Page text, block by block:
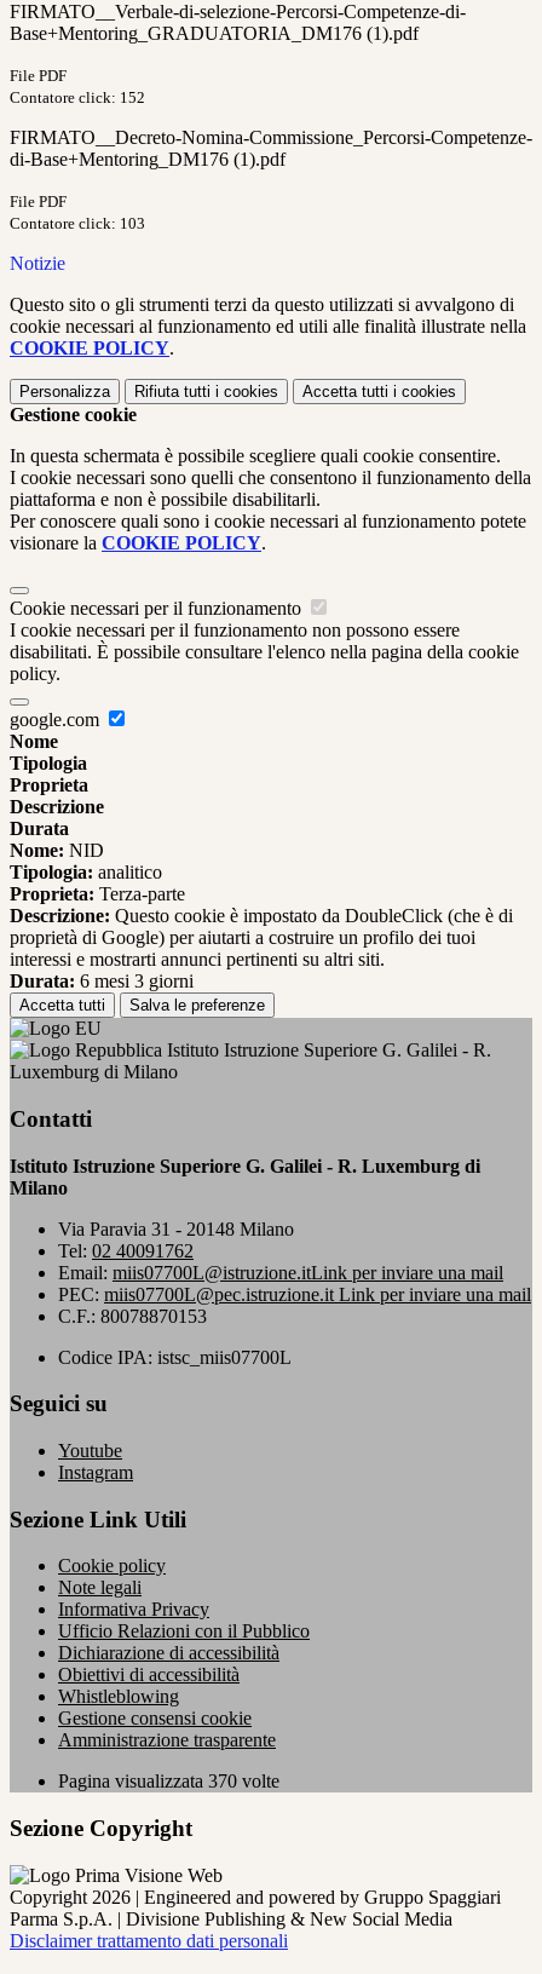
FIRMATO__Verbale-di-selezione-Percorsi-Competenze-di-
Base+Mentoring_GRADUATORIA_DM176 (1).pdf
File PDF
Contatore click: 152
FIRMATO__Decreto-Nomina-Commissione_Percorsi-Competenze-
di-Base+Mentoring_DM176 (1).pdf
File PDF
Contatore click: 103
Notizie
Questo sito o gli strumenti terzi da questo utilizzati si avvalgono di
cookie necessari al funzionamento ed utili alle finalità illustrate nella
COOKIE POLICY.
Personalizza Rifiuta tutti i cookies Accetta tutti i cookies
Gestione cookie
In questa schermata è possibile scegliere quali cookie consentire.
I cookie necessari sono quelli che consentono il funzionamento della
piattaforma e non è possibile disabilitarli.
Per conoscere quali sono i cookie necessari al funzionamento potete
visionare la COOKIE POLICY.
Cookie necessari per il funzionamento
I cookie necessari per il funzionamento non possono essere
disabilitati. È possibile consultare l'elenco nella pagina della cookie
policy.
google.com
Nome
Tipologia
Proprieta
Descrizione
Durata
Nome: NID
Tipologia: analitico
Proprieta: Terza-parte
Descrizione: Questo cookie è impostato da DoubleClick (che è di
proprietà di Google) per aiutarti a costruire un profilo dei tuoi
interessi e mostrarti annunci pertinenti su altri siti.
Durata: 6 mesi 3 giorni
Accetta tutti Salva le preferenze
Istituto Istruzione Superiore G. Galilei - R.
Luxemburg di Milano
Contatti
Istituto Istruzione Superiore G. Galilei - R. Luxemburg di
Milano
Via Paravia 31 - 20148 Milano
Tel: 02 40091762
Email: miis07700L@istruzione.itLink per inviare una mail
PEC: miis07700L@pec.istruzione.it Link per inviare una mail
C.F.: 80078870153
Codice IPA: istsc_miis07700L
Seguici su
Youtube
Instagram
Sezione Link Utili
Cookie policy
Note legali
Informativa Privacy
Ufficio Relazioni con il Pubblico
Dichiarazione di accessibilità
Obiettivi di accessibilità
Whistleblowing
Gestione consensi cookie
Amministrazione trasparente
Pagina visualizzata 370 volte
Sezione Copyright
Copyright 2026 | Engineered and powered by Gruppo Spaggiari
Parma S.p.A. | Divisione Publishing & New Social Media
Disclaimer trattamento dati personali